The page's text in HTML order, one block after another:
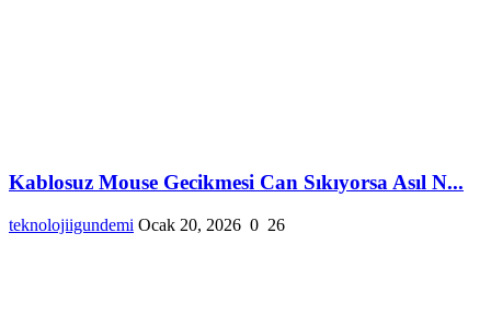
Kablosuz Mouse Gecikmesi Can Sıkıyorsa Asıl N...
teknolojiigundemi Ocak 20, 2026 0 26